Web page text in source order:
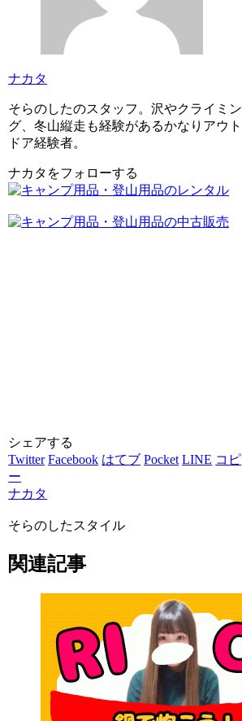
ナカタ
そらのしたのスタッフ。沢やクライミン
グ、冬山縦走も経験があるかなりアウト
ドア経験者。
ナカタをフォローする
シェアする
Twitter Facebook はてブ Pocket LINE コピ
ー
ナカタ
そらのしたスタイル
関連記事